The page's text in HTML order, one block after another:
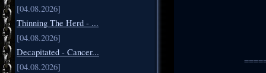
[04.08.2026]
Thinning The Herd - ...
[04.08.2026]
Decapitated - Cancer...
[04.08.2026]